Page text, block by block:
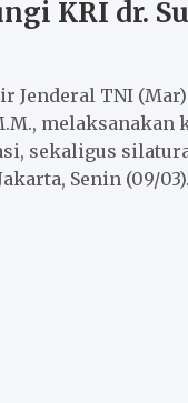
KRI dr.
TNI (Mar)
melaksanakan
sekaligus
Senin (09/03).